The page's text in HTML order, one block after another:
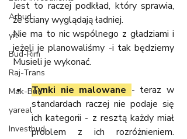
Arbud
yit
Bud-Rim
Raj-Trans
Mak-Bud
yareal
Investbud
Jest to raczej podkład, który sprawia,
że ściany wyglądają ładniej.
Nie ma to nic wspólnego z gładziami i
jeżeli je planowaliśmy -i tak będziemy
Musieli je wykonać.
Tynki nie malowane - teraz w
standardach raczej nie podaje się
ich kategorii - z resztą każdy miał
problem z ich rozróżnieniem.